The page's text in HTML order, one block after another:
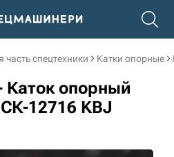
часть спецтехники Катки опорные
Каток опорный
12716 KBJ